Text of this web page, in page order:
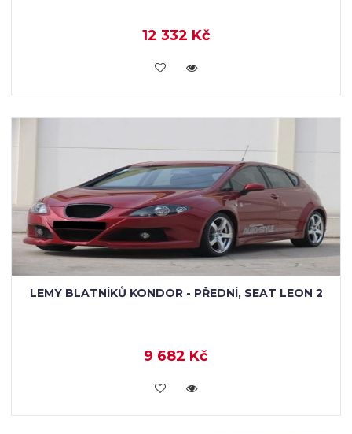
12 332 Kč
KOUPIT
LEMY BLATNÍKŮ KONDOR - PŘEDNÍ, SEAT LEON 2
9 682 Kč
KOUPIT